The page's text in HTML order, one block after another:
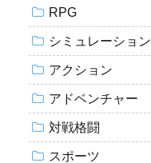
RPG
シミュレーション
アクション
アドベンチャー
対戦格闘
スポーツ